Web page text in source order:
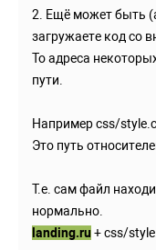
2. Ещё может быть
загружаете код со
То адреса
пути.
Например css/
Это путь
Т.е. сам файл
нормально.
landing.ru + css/